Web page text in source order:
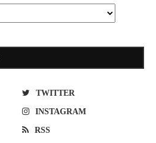
TWITTER
INSTAGRAM
RSS